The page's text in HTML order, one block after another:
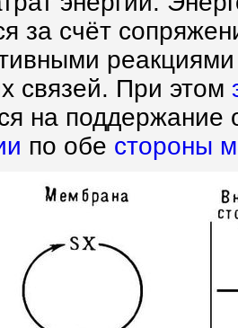
за счёт
связей. При этом
на поддержание
по обе стороны